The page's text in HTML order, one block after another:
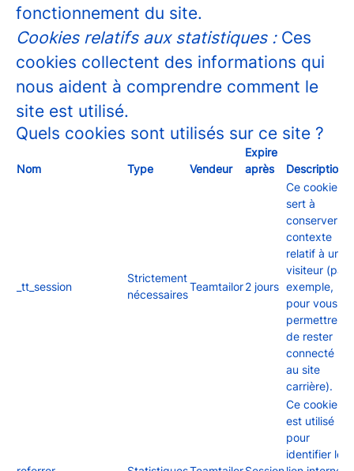
fonctionnement du site.
Cookies relatifs aux statistiques :Ces
cookies collectent des informations qui
nous aident à comprendre comment le
site est utilisé.
Quels cookies sont utilisés sur ce site ?
Nom Type Vendeur
Expire
après
Description
_tt_session
Strictement
nécessaires
Teamtailor2 jours
Ce cookie
sert à
conserver le
contexte
relatif à un
visiteur (par
exemple,
pour vous
permettre
de rester
connecté
au site
carrière).
Ce cookie
est utilisé
pour
identifier le